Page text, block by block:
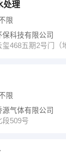
处理
限
保科技有限公司
玺468五期2号门（
限
源气体有限公司
段509号